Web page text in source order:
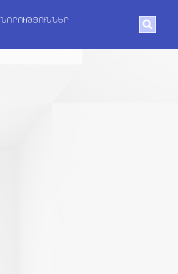
ՆՈՐՈՒԹՅՈՒՆՆԵՐ
Search